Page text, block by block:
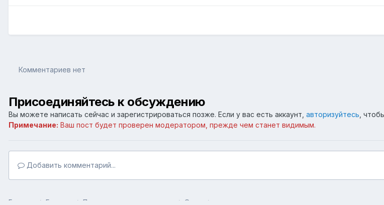
Комментариев нет
Присоединяйтесь к обсуждению
Вы можете написать сейчас и зарегистрироваться позже. Если у вас есть аккаунт, авторизуйтесь ,
Примечание: Ваш пост будет проверен модератором, прежде чем станет видимым.
Добавить комментарий...
Главная Галерея Пользовательские галереи Game